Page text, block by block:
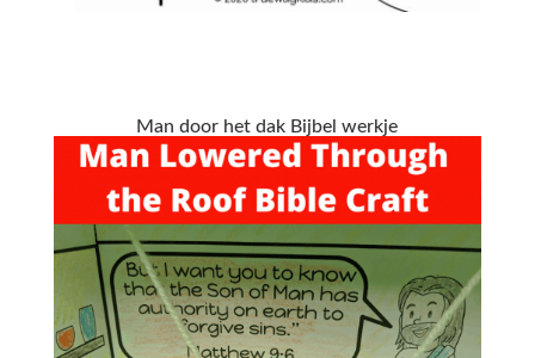
Man door het dak Bijbel werkje